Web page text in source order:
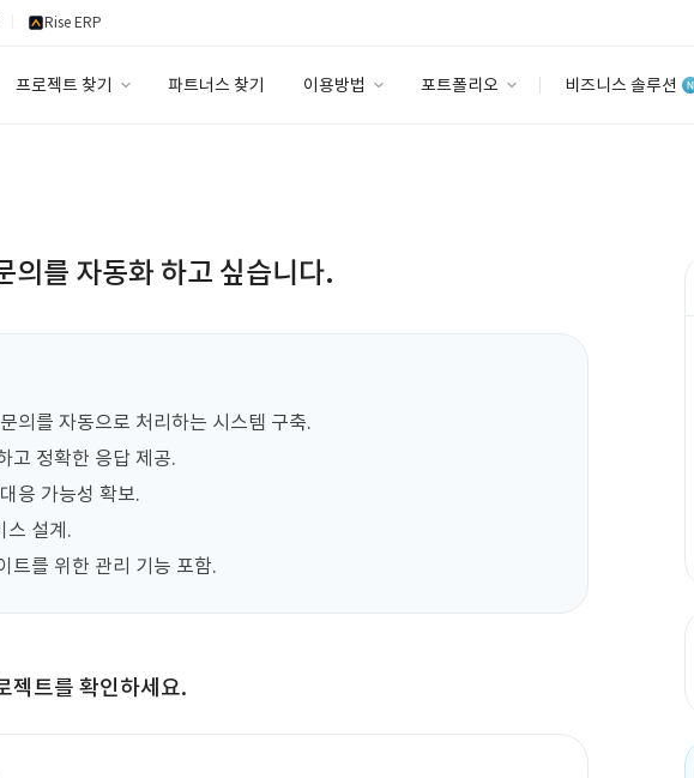
Rise ERP
프로젝트 찾기 파트너스 찾기 이용방법 포트폴리오 비즈니스 솔루션
의를 자동화 하고 싶습니다.
의를 자동으로 처리하는 시스템 구축.
고 정확한 응답 제공.
응 가능성 확보.
스 설계.
트를 위한 관리 기능 포함.
젝트를 확인하세요.